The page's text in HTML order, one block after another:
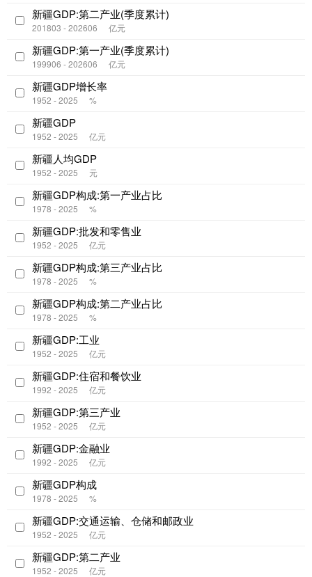
新疆GDP:第二产业(季度累计)
201803 - 202606 亿元
新疆GDP:第一产业(季度累计)
199906 - 202606 亿元
新疆GDP增长率
1952 - 2025 %
新疆GDP
1952 - 2025 亿元
新疆人均GDP
1952 - 2025 元
新疆GDP构成:第一产业占比
1978 - 2025 %
新疆GDP:批发和零售业
1952 - 2025 亿元
新疆GDP构成:第三产业占比
1978 - 2025 %
新疆GDP构成:第二产业占比
1978 - 2025 %
新疆GDP:工业
1952 - 2025 亿元
新疆GDP:住宿和餐饮业
1992 - 2025 亿元
新疆GDP:第三产业
1952 - 2025 亿元
新疆GDP:金融业
1992 - 2025 亿元
新疆GDP构成
1978 - 2025 %
新疆GDP:交通运输、仓储和邮政业
1952 - 2025 亿元
新疆GDP:第二产业
1952 - 2025 亿元